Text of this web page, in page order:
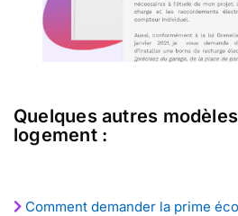
Quelques autres
logement :
Comment demander la prime